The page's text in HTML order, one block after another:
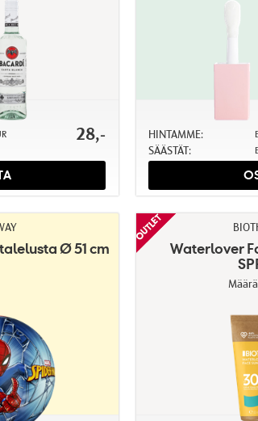
28,- HINTAMME:
SÄÄSTÄT:
Ø 51 cm
Waterlover